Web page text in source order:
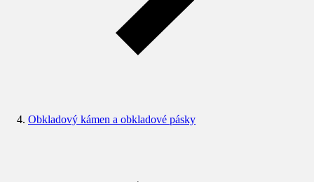
Obkladový kámen a obkladové pásky